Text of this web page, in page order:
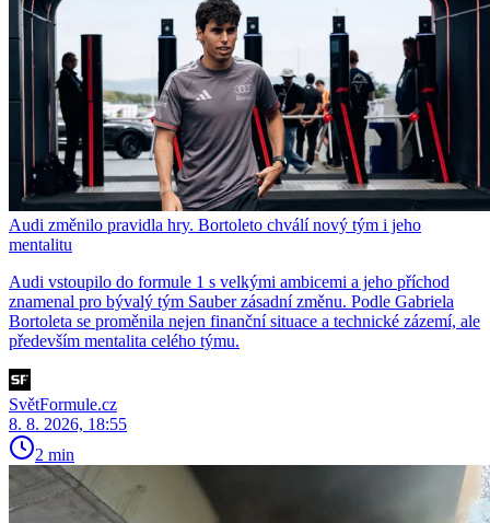
Audi změnilo pravidla hry. Bortoleto chválí nový tým i jeho
mentalitu
Audi vstoupilo do formule 1 s velkými ambicemi a jeho příchod
znamenal pro bývalý tým Sauber zásadní změnu. Podle Gabriela
Bortoleta se proměnila nejen finanční situace a technické zázemí, ale
především mentalita celého týmu.
SvětFormule.cz
8. 8. 2026, 18:55
2 min